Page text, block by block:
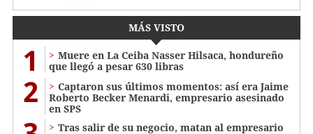
MÁS VISTO
1
Muere en La Ceiba Nasser Hilsaca, hondureño
que llegó a pesar 630 libras
2
Captaron sus últimos momentos: así era Jaime
Roberto Becker Menardi​​​, empresario asesinado
en SPS
Tras salir de su negocio, matan al empresario